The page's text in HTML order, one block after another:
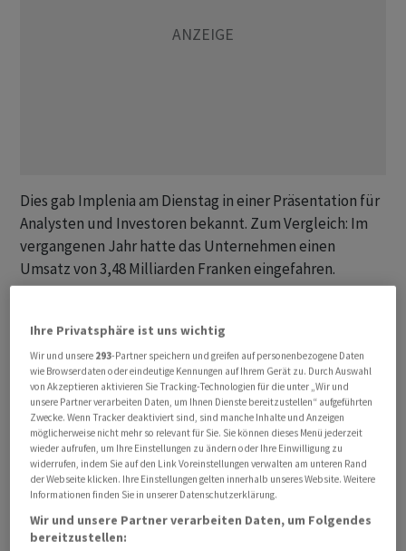
Dies gab Implenia am Dienstag in einer Präsentation für
Analysten und Investoren bekannt. Zum Vergleich: Im
vergangenen Jahr hatte das Unternehmen einen
Umsatz von 3,48 Milliarden Franken eingefahren.
Konzernchef Jens Vollmar an der
Bilanzmedienkonferenz Anfang März offenbart: Seine
persönliche Ambition sei, die Grösse von Implenia zu
verdoppeln. Die Verdoppelung der Grösse sei in den
nächsten zehn Jahren möglich, sagte er am Rande im
Gespräch mit der Nachrichtenagentur AWP.
Nun soll es deutlich schneller vorwärts gehen. In ein bis
drei Jahren will Implenia den Umsatz um bis zu eine
Milliarde Franken steigern. Damit würden rund 4,5
Ihre Privatsphäre ist uns wichtig
Wir und unsere 293-Partner speichern und greifen auf personenbezogene Daten
wie Browserdaten oder eindeutige Kennungen auf Ihrem Gerät zu. Durch Auswahl
von Akzeptieren aktivieren Sie Tracking-Technologien für die unter „Wir und
unsere Partner verarbeiten Daten, um Ihnen Dienste bereitzustellen“ aufgeführten
Zwecke. Wenn Tracker deaktiviert sind, sind manche Inhalte und Anzeigen
möglicherweise nicht mehr so relevant für Sie. Sie können dieses Menü jederzeit
wieder aufrufen, um Ihre Einstellungen zu ändern oder Ihre Einwilligung zu
widerrufen, indem Sie auf den Link Voreinstellungen verwalten am unteren Rand
der Webseite klicken. Ihre Einstellungen gelten innerhalb unseres Website. Weitere
Informationen finden Sie in unserer Datenschutzerklärung.
Wir und unsere Partner verarbeiten Daten, um Folgendes
bereitzustellen: